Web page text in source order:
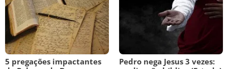
5 pregações impactantes
Pedro nega Jesus 3 vezes: